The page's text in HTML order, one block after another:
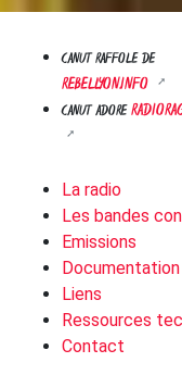
CANUT RAFFOLE DE
REBELLYON.INFO
CANUT ADORE
La radio
Les bandes
Emissions
Documentation
Liens
Ressources
Contact